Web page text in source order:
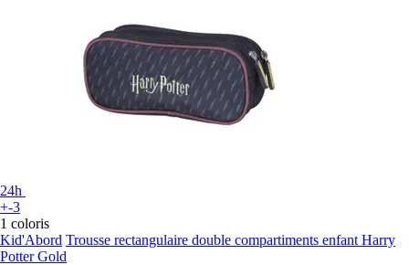
24h
+-3
1 coloris
Kid'Abord Trousse rectangulaire double compartiments enfant Harry
Potter Gold